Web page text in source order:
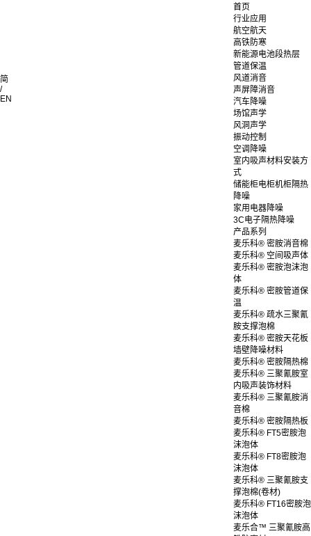
简
/
EN
首页
行业应用
航空航天
高铁防寒
新能源电池段热层
管道保温
风道消音
声屏障消音
汽车降噪
场馆声学
风洞声学
振动控制
空调降噪
室内吸声材料安装方
式
储能柜电柜机柜隔热
降噪
家用电器降噪
3C电子隔热降噪
产品系列
麦乐科® 密胺消音棉
麦乐科® 空间吸声体
麦乐科® 密胺泡沫泡
体
麦乐科® 密胺管道保
温
麦乐科® 疏水三聚氰
胺支撑泡棉
麦乐科® 密胺天花板
墙壁降噪材料
麦乐科® 密胺隔热棉
麦乐科® 三聚氰胺室
内吸声装饰材料
麦乐科® 三聚氰胺消
音棉
麦乐科® 密胺隔热板
麦乐科® FT5密胺泡
沫泡体
麦乐科® FT8密胺泡
沫泡体
麦乐科® 三聚氰胺支
撑泡棉(卷材)
麦乐科® FT16密胺泡
沫泡体
麦乐合™ 三聚氰胺高